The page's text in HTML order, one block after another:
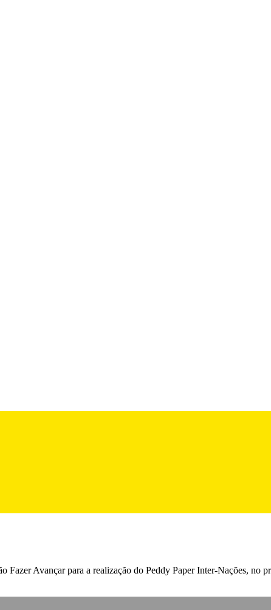
Fazer Avançar para a realização do Peddy Paper Inter-Nações, no